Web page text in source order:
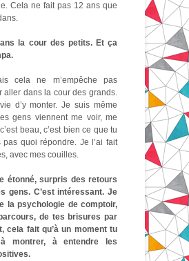
Cela ne fait pas 12 ans que
la cour des petits. Et ça
cela ne m’empêche pas
aller dans la cour des grands.
d’y monter. Je suis même
gens viennent me voir, me
beau, c’est bien ce que tu
quoi répondre. Je l’ai fait
avec mes couilles.
étonné, surpris des retours
gens. C’est intéressant. Je
la psychologie de comptoir,
de tes brisures par
cela fait qu’à un moment tu
montrer, à entendre les